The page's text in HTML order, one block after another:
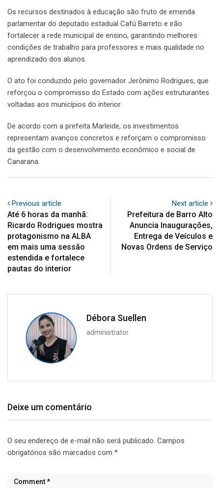
Os recursos destinados à educação são fruto de emenda
parlamentar do deputado estadual Cafú Barreto e irão
fortalecer a rede municipal de ensino, garantindo melhores
condições de trabalho para professores e mais qualidade no
aprendizado dos alunos.
O ato foi conduzido pelo governador Jerônimo Rodrigues, que
reforçou o compromisso do Estado com ações estruturantes
voltadas aos municípios do interior.
De acordo com a prefeita Marleide, os investimentos
representam avanços concretos e reforçam o compromisso
da gestão com o desenvolvimento econômico e social de
Canarana.
Previous article
Até 6 horas da manhã:
Ricardo Rodrigues mostra
protagonismo na ALBA
em mais uma sessão
estendida e fortalece
pautas do interior
Next article
Prefeitura de Barro Alto
Anuncia Inaugurações,
Entrega de Veículos e
Novas Ordens de Serviço
Débora Suellen
administrator
Deixe um comentário
O seu endereço de e-mail não será publicado. Campos
obrigatórios são marcados com *